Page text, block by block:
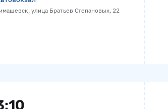
улица Братьев Степановых, 22